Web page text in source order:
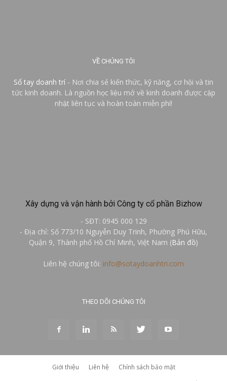
VỀ CHÚNG TÔI
Sổ tay doanh trí - Nơi chia sẻ kiến thức, kỹ năng, cơ hội và tin
tức kinh doanh. Là nguồn học liệu mở về kinh doanh được cập
nhật liên tục và hoàn toàn miễn phí!
Xây dựng và vận hành bởi Công ty cổ phần Bizhow
- SĐT: 0945 000 129
- Địa chỉ: Số 773/10 Nguyễn Duy Trinh, Phường Phú Hữu,
Quận 9, Thành phố Hồ Chí Minh, Việt Nam (Bản đồ)
Liên hệ chúng tôi: info@sotaydoanhtri.com
THEO DÕI CHÚNG TÔI
Giới thiệu Liên hệ Chính sách bảo mật